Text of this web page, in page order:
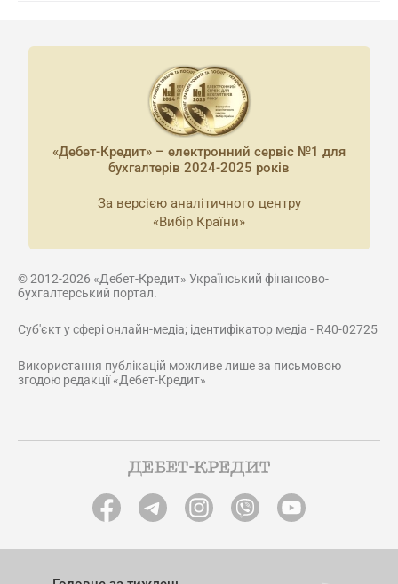
«Дебет-Кредит» – електронний сервіс №1 для
бухгалтерів 2024-2025 років
За версією аналітичного центру
«Вибір Країни»
© 2012-2026 «Дебет-Кредит» Український фінансово-
бухгалтерський портал.
Суб'єкт у сфері онлайн-медіа; ідентифікатор медіа - R40-02725
Використання публікацій можливе лише за письмовою
згодою редакції «Дебет-Кредит»